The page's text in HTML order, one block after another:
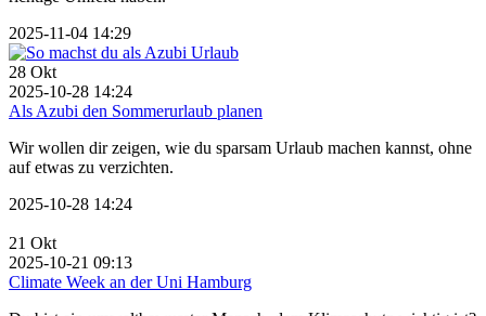
2025-11-04 14:29
28 Okt
2025-10-28 14:24
Als Azubi den Sommerurlaub planen
Wir wollen dir zeigen, wie du sparsam Urlaub machen kannst, ohne
auf etwas zu verzichten.
2025-10-28 14:24
21 Okt
2025-10-21 09:13
Climate Week an der Uni Hamburg